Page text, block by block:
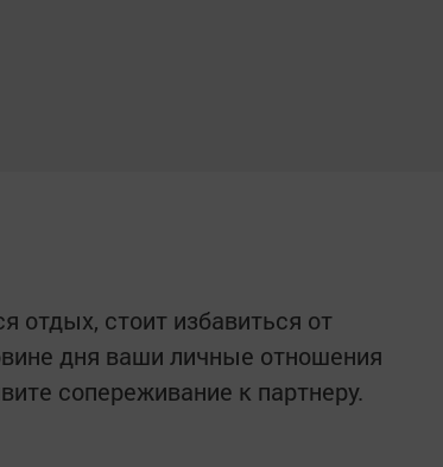
отдых, стоит избавиться от
дня ваши личные отношения
сопереживание к партнеру.